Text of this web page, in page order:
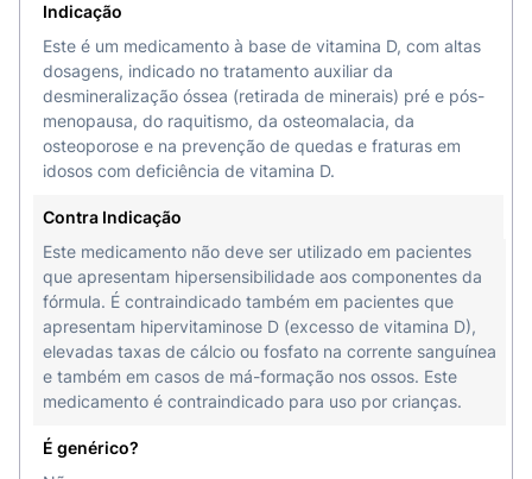
Água.
Como usar a Vitamina D3?
A Vitamina D3 deve ser administrada por
com dose e duração determinadas pelo seu
médico. É preferencial administrar a vitamina D3
com refeições com gordura, para melhor
absorção.
A dose recomendada para adultosvaria entre
1.000 U.I. a 50.000 U.I., conforme a condição a
ser tratada e o nível de vitamina D no organismo.
Este medicamento não deve ser partido, aberto
Indicação
Este é um medicamento à base de vitamina D, com altas
dosagens, indicado no tratamento auxiliar da
desmineralização óssea (retirada de minerais) pré e pós-
menopausa, do raquitismo, da osteomalacia, da
osteoporose e na prevenção de quedas e fraturas em
idosos com deficiência de vitamina D.
Contra Indicação
Este medicamento não deve ser utilizado em pacientes
que apresentam hipersensibilidade aos componentes da
fórmula. É contraindicado também em pacientes que
apresentam hipervitaminose D (excesso de vitamina D),
elevadas taxas de cálcio ou fosfato na corrente sanguínea
e também em casos de má-formação nos ossos. Este
medicamento é contraindicado para uso por crianças.
É genérico?